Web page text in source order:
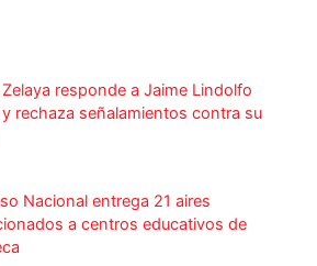
responde a Jaime Lindolfo
y rechaza señalamientos contra su
Nacional entrega 21 aires
a centros educativos de